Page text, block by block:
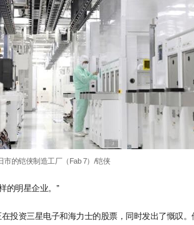
市的铠侠制造工厂（Fab 7）/铠侠
的明星企业。”
投资三星电子和海力士的股票，同时发出了慨叹